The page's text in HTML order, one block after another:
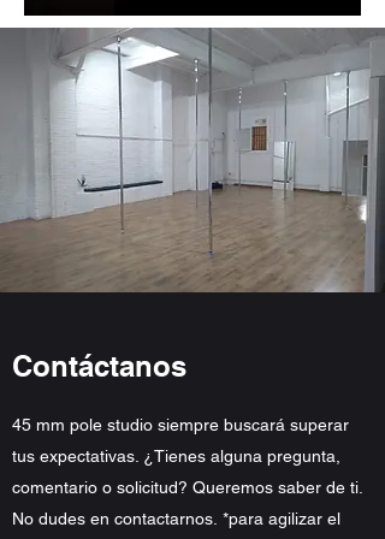
Contáctanos
45 mm pole studio siempre buscará superar
tus expectativas. ¿Tienes alguna pregunta,
comentario o solicitud? Queremos saber de ti.
No dudes en contactarnos. *para agilizar el